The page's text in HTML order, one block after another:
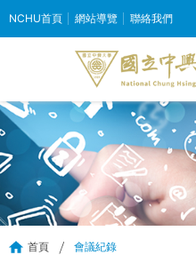
NCHU首頁 網站導覽 聯絡我們
首頁 會議紀錄